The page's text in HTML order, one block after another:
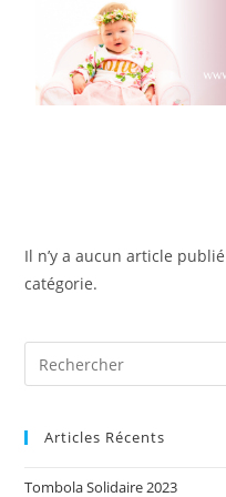
Il n’y a aucun article
catégorie.
Articles Récents
Tombola Solidaire 2023